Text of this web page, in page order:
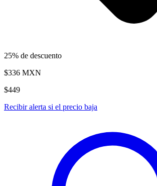
25% de descuento
$336 MXN
$449
Recibir alerta si el precio baja